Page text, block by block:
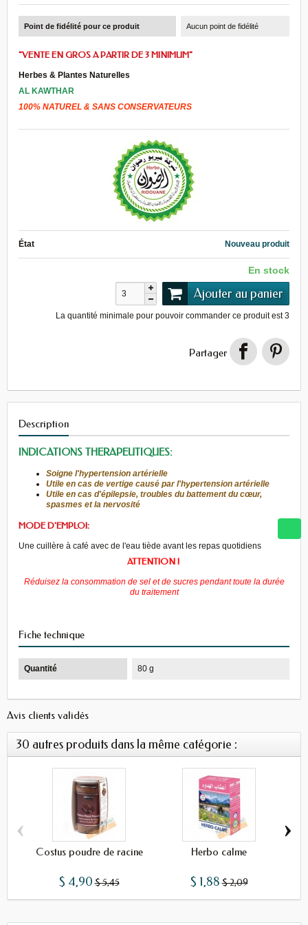
Point de fidélité pour ce produit Aucun point de fidélité
"VENTE EN GROS A PARTIR DE 3 MINIMUM"
Herbes & Plantes Naturelles
AL KAWTHAR
100% NATUREL & SANS CONSERVATEURS
État Nouveau produit
En stock
Ajouter au panier
La quantité minimale pour pouvoir commander ce produit est3
Partager
Description
INDICATIONS THERAPEUTIQUES:
Soigne l'hypertension artérielle
Utile en cas de vertige causé par l'hypertension artérielle
Utile en cas d'épilepsie, troubles du battement du cœur,
spasmes et la nervosité
MODE D'EMPLOI:
Une cuillère à café avec de l'eau tiède avant les repas quotidiens
ATTENTION !
Réduisez la consommation de sel et de sucres pendant toute la durée
du traitement
Fiche technique
Quantité 80 g
Avis clients validés
30 autres produits dans la même catégorie :
Costus poudre de racine
$ 4,90 $ 5,45
Herbo calme
$ 1,88 $ 2,09
‹ ›